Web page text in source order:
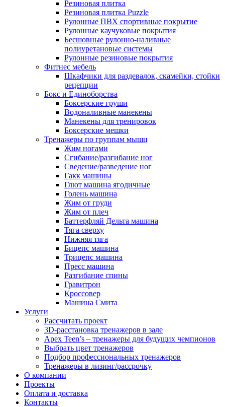
Резиновая плитка
Резиновая плитка Puzzle
Рулонные ПВХ спортивные покрытие
Рулонные каучуковые покрытия
Бесшовные рулонно-наливные
полиуретановые системы
Рулонные резиновые покрытия
Фитнес мебель
Шкафчики для раздевалок, скамейки, стойки
рецепции
Бокс и Единоборства
Боксерские груши
Водоналивные манекены
Манекены для тренировок
Боксерские мешки
Тренажеры по группам мышц
Жим ногами
Сгибание/разгибание ног
Сведение/разведение ног
Гакк машины
Глют машина ягодичные
Голень машина
Жим от груди
Жим от плеч
Баттерфляй Дельта машина
Тяга сверху
Нижняя тяга
Бицепс машина
Трицепс машина
Пресс машина
Разгибание спины
Гравитрон
Кроссовер
Машина Смита
Услуги
Рассчитать проект
3D-расстановка тренажеров в зале
Apex Teen’s – тренажеры для будущих чемпионов
Выбрать цвет тренажеров
Подбор профессиональных тренажеров
Тренажеры в лизинг/рассрочку
О компании
Проекты
Оплата и доставка
Контакты